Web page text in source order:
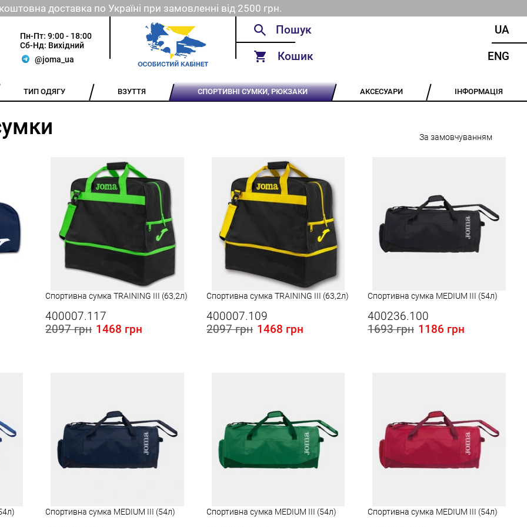
доставка по Україні при замовленні від 2500 грн.
Пн-Пт: 9:00 - 18:00
Сб-Нд: Вихідний
@joma_ua
Кошик
UA
ENG
ТИП ОДЯГУ ВЗУТТЯ СПОРТИВНІ СУМКИ, РЮКЗАКИ АКСЕСУАРИ ІНФОРМАЦІЯ
Спортивна сумка TRAINING III (63,2л)
400007.117
2097 грн 1468 грн
Спортивна сумка TRAINING III (63,2л)
400007.109
2097 грн 1468 грн
Спортивна сумка MEDIUM III (54л)
400236.100
1693 грн 1186 грн
Спортивна сумка MEDIUM III (54л) Спортивна сумка MEDIUM III (54л) Спортивна сумка MEDIUM III (54л)